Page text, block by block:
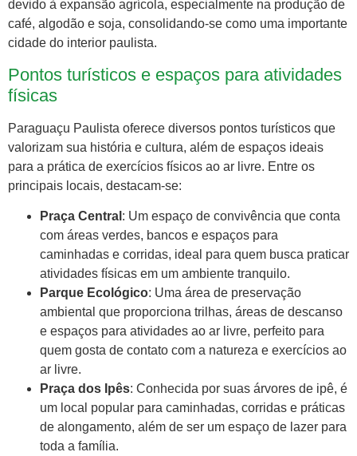
devido à expansão agrícola, especialmente na produção de
café, algodão e soja, consolidando-se como uma importante
cidade do interior paulista.
Pontos turísticos e espaços para atividades
físicas
Paraguaçu Paulista oferece diversos pontos turísticos que
valorizam sua história e cultura, além de espaços ideais
para a prática de exercícios físicos ao ar livre. Entre os
principais locais, destacam-se:
Praça Central : Um espaço de convivência que conta
com áreas verdes, bancos e espaços para
caminhadas e corridas, ideal para quem busca praticar
atividades físicas em um ambiente tranquilo.
Parque Ecológico: Uma área de preservação
ambiental que proporciona trilhas, áreas de descanso
e espaços para atividades ao ar livre, perfeito para
quem gosta de contato com a natureza e exercícios ao
ar livre.
Praça dos Ipês: Conhecida por suas árvores de ipê, é
um local popular para caminhadas, corridas e práticas
de alongamento, além de ser um espaço de lazer para
toda a família.